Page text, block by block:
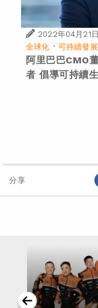
2022年04月21日
全球化 · 可持續發展
阿里巴巴CMO
者 倡導可持續
分享